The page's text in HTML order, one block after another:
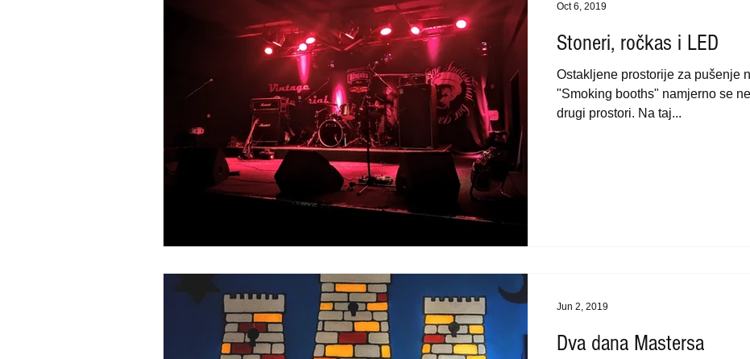
Stoneri, ročkas i LED
Ostakljene prostorije za pušenje
"Smoking booths" namjerno se
drugi prostori. Na taj...
Oct 6, 2019
Dva dana Mastersa
Jun 2, 2019